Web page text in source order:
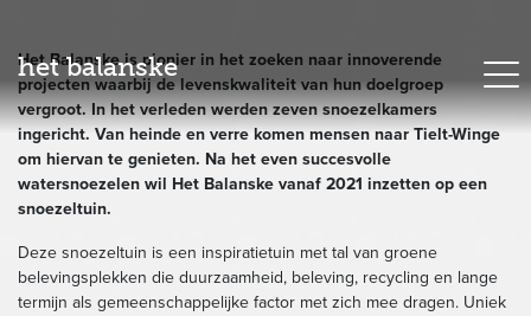
het balanske
Het Balanske is pionier in het zoeken naar innoverende
projecten waarbij de levenskwaliteit van hun doelgroep
vergroot. In het verleden werden zeven snoezelkamers
ingericht. Van heinde en verre komen mensen naar Tielt-Winge
om hiervan te genieten. Na het even succesvolle
watersnoezelen wil Het Balanske vanaf 2021 inzetten op een
snoezeltuin.
Deze snoezeltuin is een inspiratietuin met tal van groene
belevingsplekken die duurzaamheid, beleving, recycling en lange
termijn als gemeenschappelijke factor met zich mee dragen. Uniek